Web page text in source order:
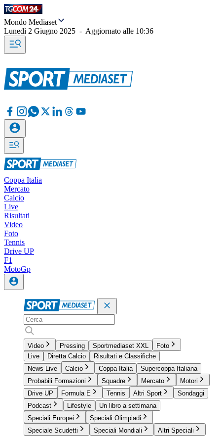
Mondo Mediaset
Lunedì 2 Giugno 2025 - Aggiornato alle 10:36
Coppa Italia
Mercato
Calcio
Live
Risultati
Video
Foto
Tennis
Drive UP
F1
MotoGp
Video Pressing Sportmediaset XXL
Foto
Live
Diretta Calcio
Risultati e Classifiche
News Live
Calcio Coppa Italia
Supercoppa Italiana
Probabili Formazioni
Squadre Mercato
Motori
Drive UP
Formula E Tennis Altri Sport
Sondaggi
Podcast
Lifestyle
Un libro a settimana
Speciali Europei
Speciali Olimpiadi
Speciale Scudetti
Speciali Mondiali Altri Speciali